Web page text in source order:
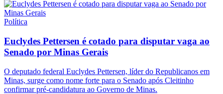
Política
Euclydes Pettersen é cotado para disputar vaga ao
Senado por Minas Gerais
O deputado federal Euclydes Pettersen, líder do Republicanos em
Minas, surge como nome forte para o Senado após Cleitinho
confirmar pré-candidatura ao Governo de Minas.